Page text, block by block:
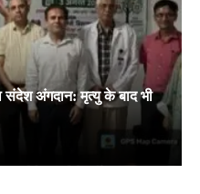
संदेश अंगदान: मृत्यु के बाद भी